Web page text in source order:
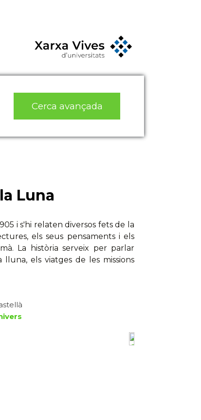
Cerca avançada
Luna
i s'hi relaten diversos fets de la
els seus pensaments i els
La història serveix per parlar
els viatges de les missions